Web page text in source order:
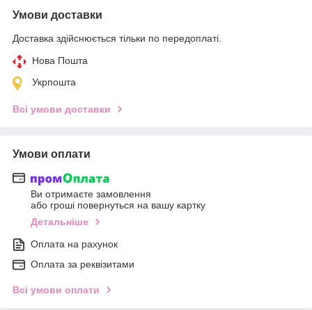
Умови доставки
Доставка здійснюється тільки по передоплаті.
Нова Пошта
Укрпошта
Всі умови доставки
Умови оплати
Ви отримаєте замовлення
або гроші повернуться на вашу картку
Детальніше
Оплата на рахунок
Оплата за реквізитами
Всі умови оплати